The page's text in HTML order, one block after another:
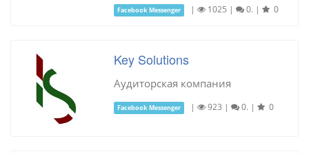
Facebook Messenger | 1025 | 0. | 0
Key Solutions
Аудиторская компания
Facebook Messenger | 923 | 0. | 0